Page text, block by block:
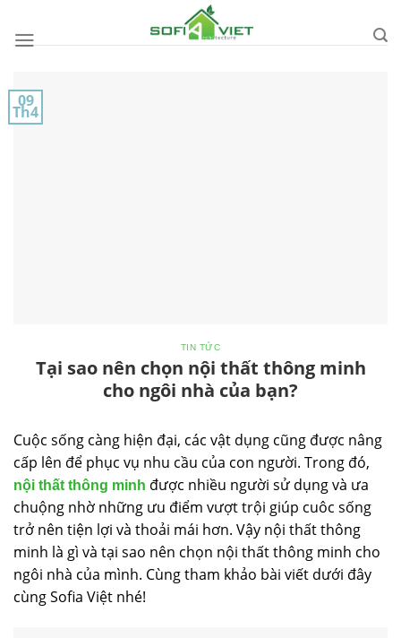
content
09
Th4
TIN TỨC
Tại sao nên chọn nội thất thông minh
cho ngôi nhà của bạn?
Cuộc sống càng hiện đại, các vật dụng cũng được nâng
cấp lên để phục vụ nhu cầu của con người. Trong đó,
nội thất thông minh được nhiều người sử dụng và ưa
chuộng nhờ những ưu điểm vượt trội giúp cuôc sống
trở nên tiện lợi và thoải mái hơn. Vậy nội thất thông
minh là gì và tại sao nên chọn nội thất thông minh cho
ngôi nhà của mình. Cùng tham khảo bài viết dưới đây
cùng Sofia Việt nhé!